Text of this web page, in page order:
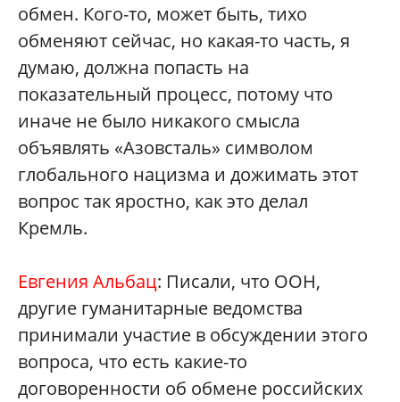
обмен. Кого-то, может быть, тихо
обменяют сейчас, но какая-то часть, я
думаю, должна попасть на
показательный процесс, потому что
иначе не было никакого смысла
объявлять «Азовсталь» символом
глобального нацизма и дожимать этот
вопрос так яростно, как это делал
Кремль.
Евгения Альбац: Писали, что ООН,
другие гуманитарные ведомства
принимали участие в обсуждении этого
вопроса, что есть какие-то
договоренности об обмене российских